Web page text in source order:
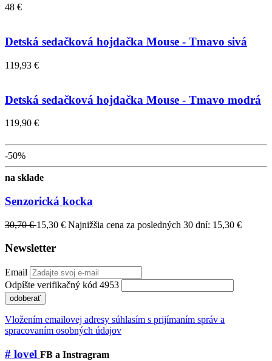
48 €
Detská sedačková hojdačka Mouse - Tmavo sivá
119,93 €
Detská sedačková hojdačka Mouse - Tmavo modrá
119,90 €
-50%
na sklade
Senzorická kocka
30,70 €15,30 € Najnižšia cena za posledných 30 dní: 15,30 €
Newsletter
Email
Odpíšte verifikačný kód 4953
odoberať
Vložením emailovej adresy súhlasím s prijímaním správ a
spracovaním osobných údajov
# lovel FB a Instragram